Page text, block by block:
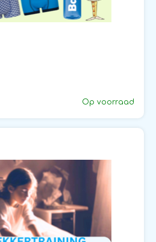
Op voorraad